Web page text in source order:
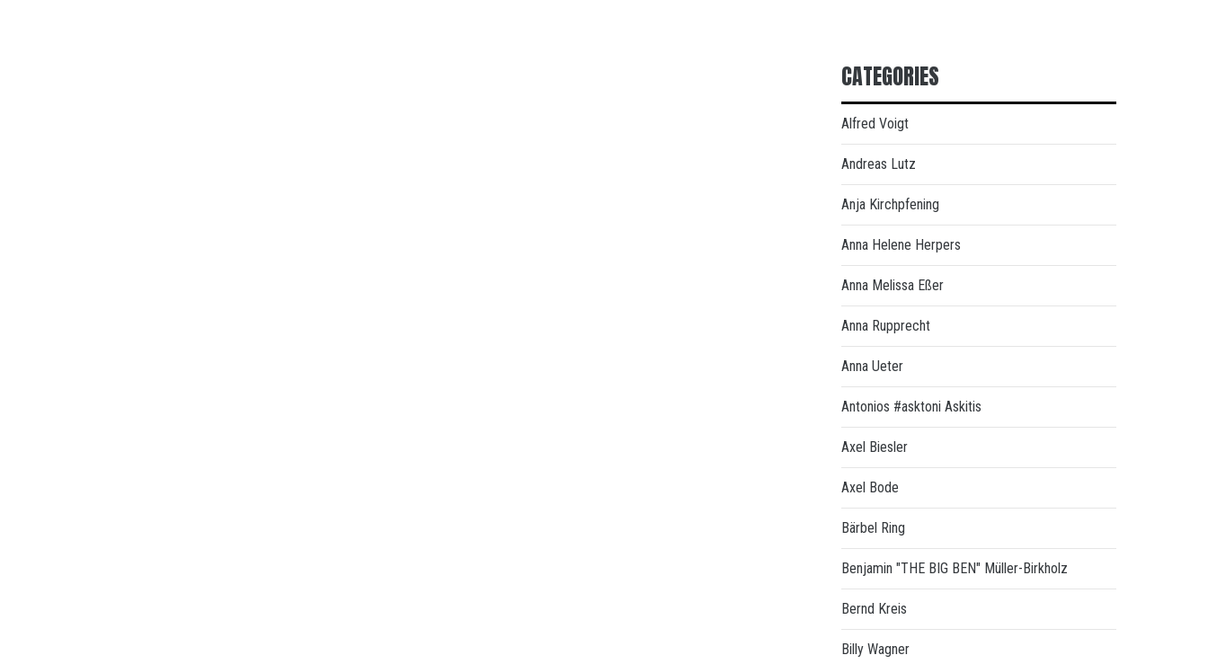
CATEGORIES
Alfred Voigt
Andreas Lutz
Anja Kirchpfening
Anna Helene Herpers
Anna Melissa Eßer
Anna Rupprecht
Anna Ueter
Antonios #asktoni Askitis
Axel Biesler
Axel Bode
Bärbel Ring
Benjamin "THE BIG BEN" Müller-Birkholz
Bernd Kreis
Billy Wagner